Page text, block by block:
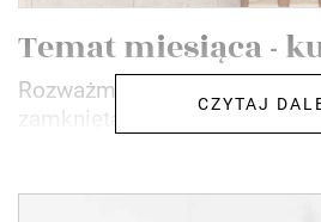
Temat miesiąca -
Rozważmy wybór między
zamkniętą
CZYTAJ